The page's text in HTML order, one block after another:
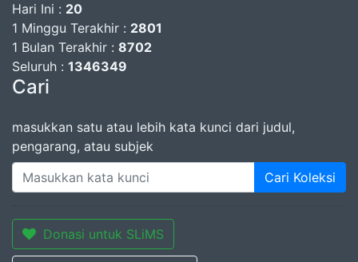
Hari Ini : 20
1 Minggu Terakhir : 2801
1 Bulan Terakhir : 8702
Seluruh : 1346349
Cari
masukkan satu atau lebih kata kunci dari judul,
pengarang, atau subjek
Cari Koleksi
Donasi untuk SLiMS